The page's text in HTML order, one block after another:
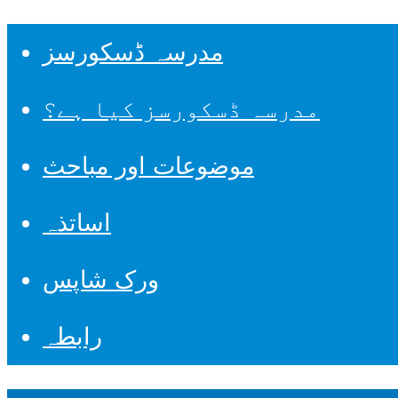
مدرسہ ڈسکورسز
مدرسہ ڈسکورسز کیا ہے؟
موضوعات اور مباحث
اساتذہ
ورک شاپس
رابطہ